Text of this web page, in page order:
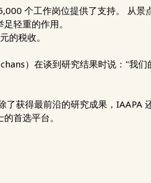
个工作岗位提供了支持。 从景
轻重的作用。
的税收。
）在谈到研究结果时说："我
获得最前沿的研究成果，IAAPA
首选平台。